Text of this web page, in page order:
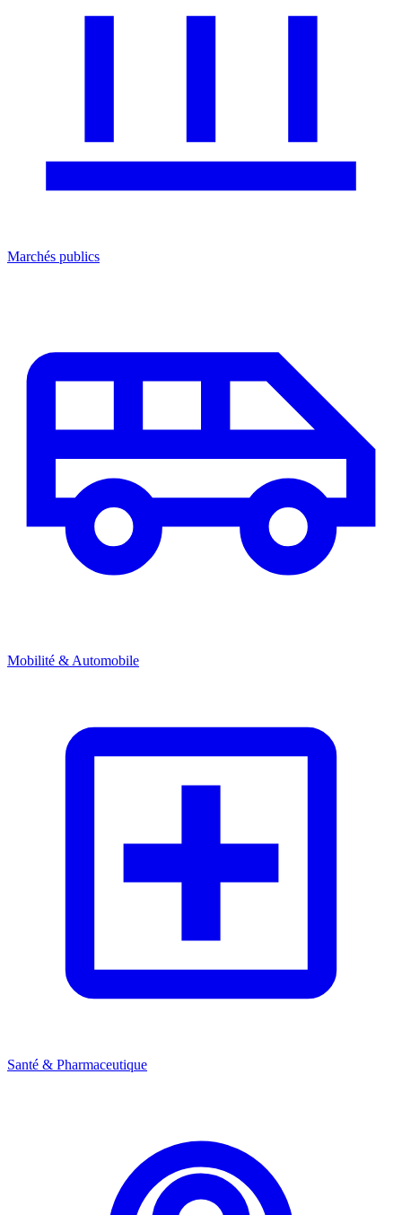
Marchés publics
Mobilité & Automobile
Santé & Pharmaceutique